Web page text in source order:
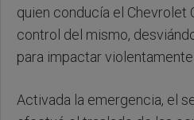
quien conducía el Chevrolet
control del mismo,
para impactar
Activada la emergencia, el